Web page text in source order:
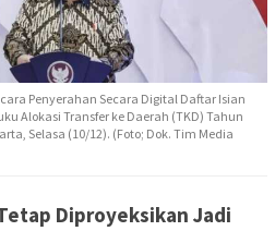
Penyerahan Secara Digital Daftar Isian
Alokasi Transfer ke Daerah (TKD) Tahun
Selasa (10/12). (Foto; Dok. Tim Media
Diproyeksikan Jadi